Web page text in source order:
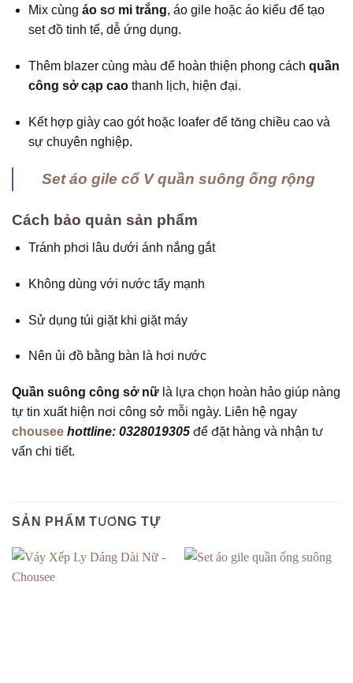
Mix cùng áo sơ mi trắng, áo gile hoặc áo kiểu để tạo
set đồ tinh tế, dễ ứng dụng.
Thêm blazer cùng màu để hoàn thiện phong cách quần
công sở cạp caothanh lịch, hiện đại.
Kết hợp giày cao gót hoặc loafer để tăng chiều cao và
sự chuyên nghiệp.
Set áo gile cổ V quần suông ống rộng
Cách bảo quản sản phẩm
Tránh phơi lâu dưới ánh nắng gắt
Không dùng với nước tẩy mạnh
Sử dụng túi giặt khi giặt máy
Nên ủi đồ bằng bàn là hơi nước
Quần suông công sở nữ là lựa chọn hoàn hảo giúp nàng
tự tin xuất hiện nơi công sở mỗi ngày. Liên hệ ngay
chousee hottline: 0328019305 để đặt hàng và nhận tư
vấn chi tiết.
SẢN PHẨM TƯƠNG TỰ